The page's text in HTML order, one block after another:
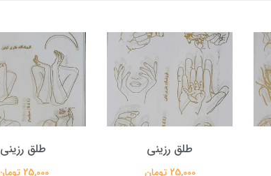
طلق رزینی
25,000 تومان
طلق رزینی
25,000 تومان